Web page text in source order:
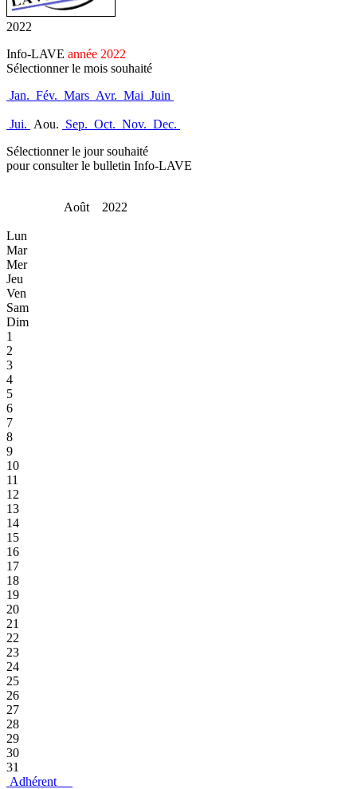
2022
Info-LAVE année 2022
Sélectionner le mois souhaité
Jan. Fév. Mars Avr. Mai Juin
Jui. Aou. Sep. Oct. Nov. Dec.
Sélectionner le jour souhaité
pour consulter le bulletin Info-LAVE
Août 2022
Lun
Mar
Mer
Jeu
Ven
Sam
Dim
1
2
3
4
5
6
7
8
9
10
11
12
13
14
15
16
17
18
19
20
21
22
23
24
25
26
27
28
29
30
31
Adhérent